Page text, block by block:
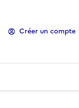
Créer un compte